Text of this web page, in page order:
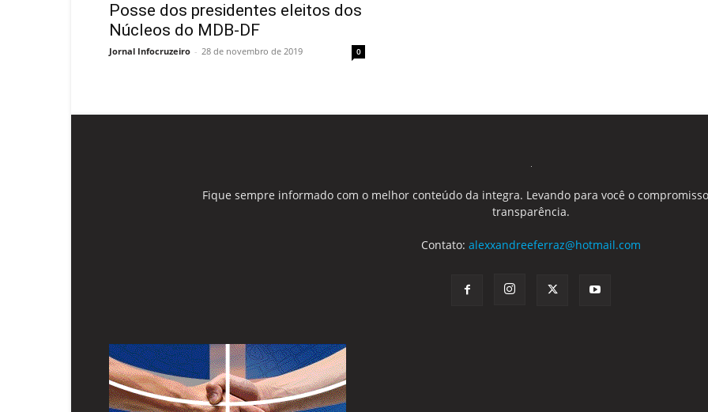
Posse dos presidentes eleitos dos
Núcleos do MDB-DF
Jornal Infocruzeiro - 28 de novembro de 2019 0
Fique sempre informado com o melhor conteúdo da integra. Levando para você o
transparência.
Contato: alexxandreeferraz@hotmail.com